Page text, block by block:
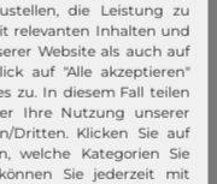
die Leistung zu
relevanten Inhalten und
Website als auch auf
auf "Alle akzeptieren"
zu. In diesem Fall teilen
Ihre Nutzung unserer
Dritten. Klicken Sie auf
welche Kategorien Sie
Sie jederzeit mit